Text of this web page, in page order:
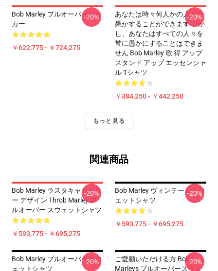
Bob Marley プルオーバーパー
カー
￥622,775 - ￥724,275
-20%
あなたは時々何人かの人々を
愚かすることができます しか
し、あなたはすべての人々を
常に愚かにすることはできま
せん Bob Marley 歌 得 アップ
スタンド アップ エッセンシャ
ル Tシャツ
￥384,250 - ￥442,250
-20%
もっと見る
関連商品
Bob Marley ラスタキャラクタ
ー デザイン Throb Marley プ
ルオーバー スウェットシャツ
￥593,775 - ￥695,275
-20%
Bob Marley ヴィンテージスウ
ェットシャツ
￥593,775 - ￥695,275
-20%
Bob Marley プルオーバースウ
ェットシャツ
-20%
ご愛顧いただける方 Bob
Marleys プルオーバースウェ
-20%